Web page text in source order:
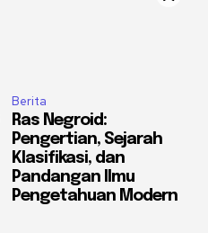
Berita
Ras Negroid:
Pengertian, Sejarah
Klasifikasi, dan
Pandangan Ilmu
Pengetahuan Modern